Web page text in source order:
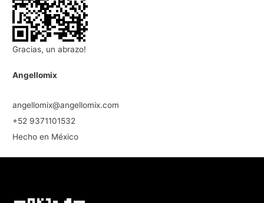
Gracias, un abrazo!
Angellomix
angellomix@angellomix.com
+52 9371101532
Hecho en México